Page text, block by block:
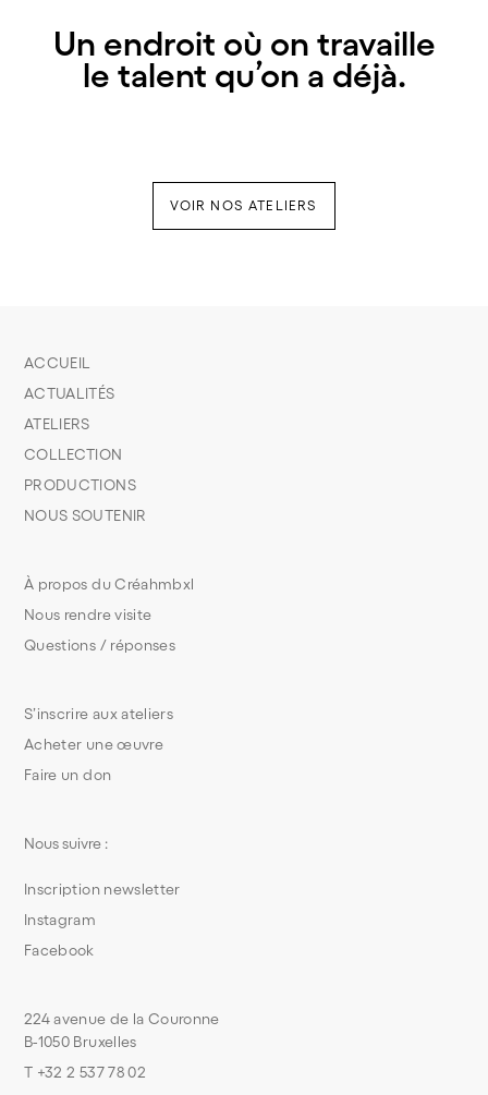
Un endroit où on travaille
le talent qu’on a déjà.
VOIR NOS ATELIERS
S’inscrire aux ateliers
Acheter une œuvre
Faire un don
À propos du Créahmbxl
Nous rendre visite
Questions / réponses
ACCUEIL
ACTUALITÉS
ATELIERS
COLLECTION
PRODUCTIONS
NOUS SOUTENIR
224 avenue de la Couronne
B-1050 Bruxelles
T +32 2 537 78 02
Nous suivre :
Inscription newsletter
Instagram
Facebook